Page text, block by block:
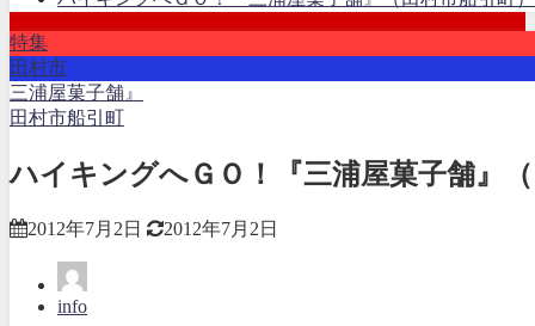
特集
田村市
三浦屋菓子舗』
田村市船引町
ハイキングへＧＯ！『三浦屋菓子舗』
2012年7月2日 2012年7月2日
info